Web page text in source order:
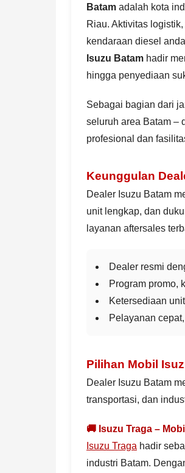
Batam adalah kota
Riau. Aktivitas
kendaraan diesel
Isuzu Batam hadir
hingga penyediaan
Sebagai bagian dari
seluruh area Batam –
profesional dan
Keunggulan
Dealer Isuzu Batam
unit lengkap, dan
layanan aftersales
Dealer resmi
Program promo,
Ketersediaan
Pelayanan
Pilihan Mobil
Dealer Isuzu Batam
transportasi, dan
🚚 Isuzu Traga –
Isuzu Traga hadir
industri Batam.